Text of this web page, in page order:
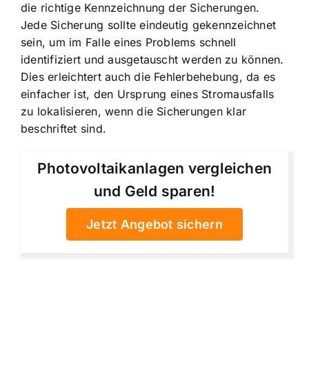
die richtige Kennzeichnung der Sicherungen.
Jede Sicherung sollte eindeutig gekennzeichnet
sein, um im Falle eines Problems schnell
identifiziert und ausgetauscht werden zu können.
Dies erleichtert auch die Fehlerbehebung, da es
einfacher ist, den Ursprung eines Stromausfalls
zu lokalisieren, wenn die Sicherungen klar
beschriftet sind.
Photovoltaikanlagen vergleichen
und Geld sparen!
Jetzt Angebot sichern